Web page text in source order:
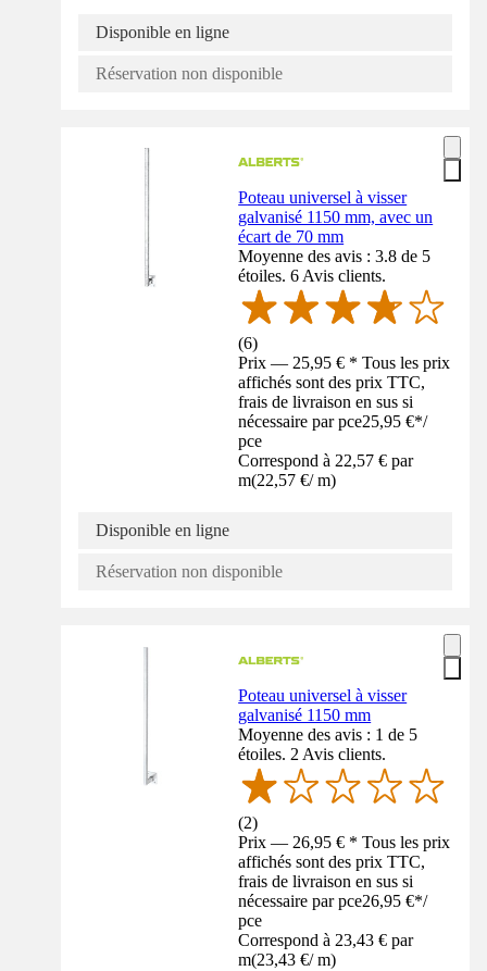
Disponible en ligne
Réservation non disponible
Poteau universel à visser
galvanisé 1150 mm, avec un
écart de 70 mm
Moyenne des avis : 3.8 de 5
étoiles. 6 Avis clients.
(6)
Prix — 25,95 € * Tous les prix
affichés sont des prix TTC,
frais de livraison en sus si
nécessaire par pce25,95 €*/
pce
Correspond à 22,57 € par
m(22,57 €/ m)
Disponible en ligne
Réservation non disponible
Poteau universel à visser
galvanisé 1150 mm
Moyenne des avis : 1 de 5
étoiles. 2 Avis clients.
(2)
Prix — 26,95 € * Tous les prix
affichés sont des prix TTC,
frais de livraison en sus si
nécessaire par pce26,95 €*/
pce
Correspond à 23,43 € par
m(23,43 €/ m)